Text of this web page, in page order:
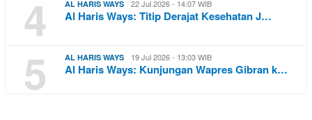
4 AL HARIS WAYS 22 Jul 2026 - 14:07 WIB
Al Haris Ways: Titip Derajat Kesehatan J…
5 AL HARIS WAYS 19 Jul 2026 - 13:03 WIB
Al Haris Ways: Kunjungan Wapres Gibran k…